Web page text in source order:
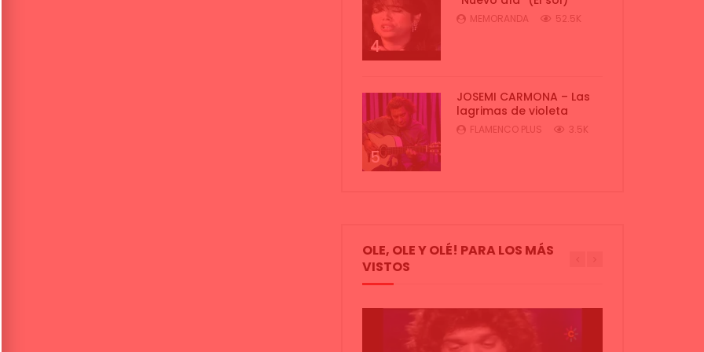
4
MEMORANDA 52.5K
5
JOSEMI CARMONA – Las
lagrimas de violeta
FLAMENCO PLUS 3.5K
OLE, OLE Y OLÉ! PARA LOS MÁS
VISTOS